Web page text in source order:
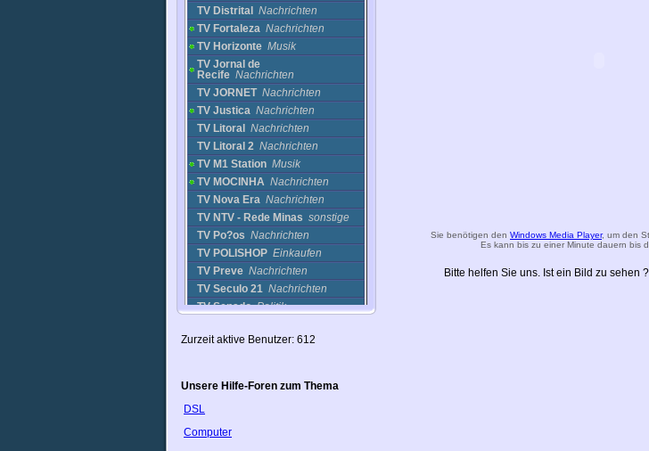
TV Distrital
Nachrichten
TV Fortaleza Nachrichten
TV Horizonte Musik
TV Jornal de
Recife Nachrichten
TV JORNET Nachrichten
TV Justica Nachrichten
TV Litoral
Nachrichten
TV Litoral 2 Nachrichten
TV M1 Station Musik
TV MOCINHA Nachrichten
TV Nova Era Nachrichten
TV NTV - Rede Minas sonstige
TV Po?os Nachrichten
TV POLISHOP Einkaufen
TV Preve Nachrichten
TV Seculo 21 Nachrichten
TV Senado Politik
TV STILO BRASIL Nachrichten
TV Uniaou
TVE-Bahia
Sie benötigen den Windows Media Player, um den
Es kann bis zu einer Minute dauern bis
Bitte helfen Sie uns. Ist ein Bild zu sehen
Zurzeit aktive Benutzer: 612
Unsere Hilfe-Foren zum Thema
DSL
Computer